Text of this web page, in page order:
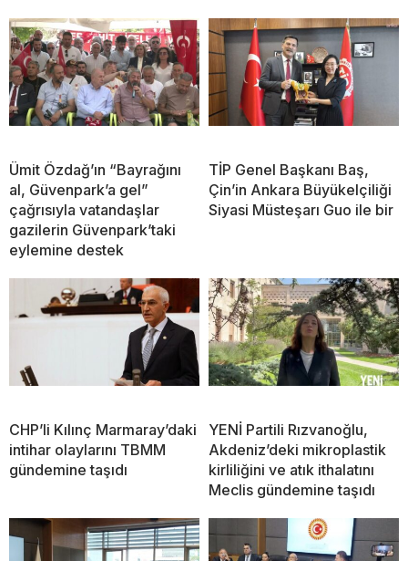
Ümit Özdağ’ın “Bayrağını
al, Güvenpark’a gel”
çağrısıyla vatandaşlar
gazilerin Güvenpark’taki
eylemine destek
TİP Genel Başkanı Baş,
Çin’in Ankara Büyükelçiliği
Siyasi Müsteşarı Guo ile bir
CHP’li Kılınç Marmaray’daki
intihar olaylarını TBMM
gündemine taşıdı
YENİ Partili Rızvanoğlu,
Akdeniz’deki mikroplastik
kirliliğini ve atık ithalatını
Meclis gündemine taşıdı